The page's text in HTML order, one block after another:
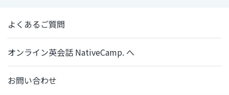
よくあるご質問
オンライン英会話 NativeCamp. へ
お問い合わせ